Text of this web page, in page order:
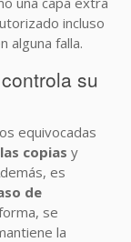
incluso
alguna falla.
su
equivocadas
copias y
es
de
se
la